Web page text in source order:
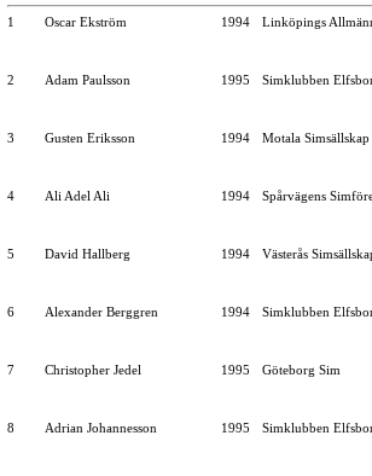
1 Oscar Ekström 1994 Linköpings
2
Adam Paulsson 1995 Simklubben
3
Gusten Eriksson 1994 Motala Simsällskap
4
Ali Adel Ali 1994 Spårvägens
5
David Hallberg 1994 Västerås
6
Alexander Berggren 1994 Simklubben
7
Christopher Jedel 1995 Göteborg Sim
8
Adrian Johannesson 1995 Simklubben